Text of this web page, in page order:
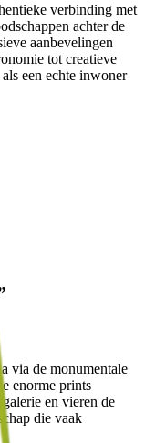
verbinding met
achter de
aanbevelingen
tot creatieve
een echte inwoner
via de monumentale
enorme prints
en vieren de
die vaak